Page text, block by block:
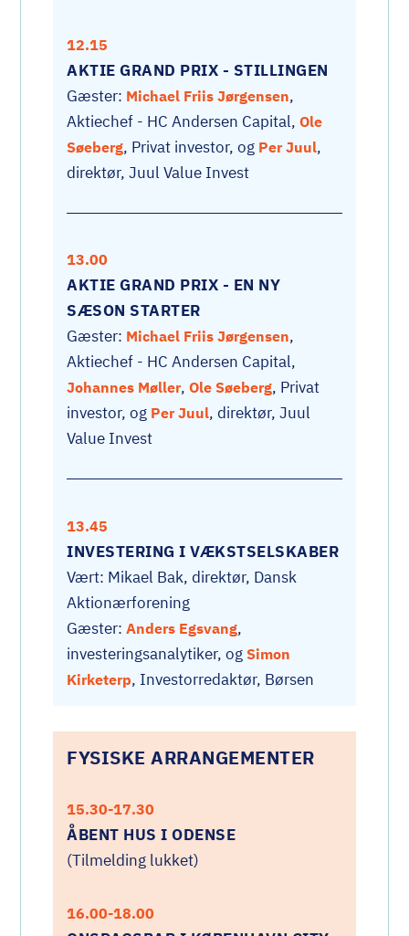
12.15
AKTIE GRAND PRIX - STILLINGEN
Gæster: Michael Friis Jørgensen,
Aktiechef - HC Andersen Capital, Ole
Søeberg, Privat investor, og Per Juul,
direktør, Juul Value Invest
13.00
AKTIE GRAND PRIX - EN NY
SÆSON STARTER
Gæster: Michael Friis Jørgensen,
Aktiechef - HC Andersen Capital,
Johannes Møller, Ole Søeberg, Privat
investor, og Per Juul, direktør, Juul
Value Invest
13.45
INVESTERING I VÆKSTSELSKABER
Vært: Mikael Bak, direktør, Dansk
Aktionærforening
Gæster:Anders Egsvang,
investeringsanalytiker, ogSimon
Kirketerp, Investorredaktør, Børsen
FYSISKE ARRANGEMENTER
15.30-17.30
ÅBENT HUS I ODENSE
(Tilmelding lukket)
16.00-18.00